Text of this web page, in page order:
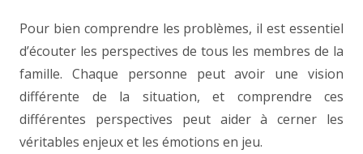
Pour bien comprendre les problèmes, il est essentiel
d’écouter les perspectives de tous les membres de la
famille. Chaque personne peut avoir une vision
différente de la situation, et comprendre ces
différentes perspectives peut aider à cerner les
véritables enjeux et les émotions en jeu.